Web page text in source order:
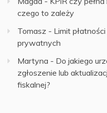
czego to zależy
Tomasz - Limit
prywatnych
Martyna - Do jakiego
zgłoszenie lub
fiskalnej?